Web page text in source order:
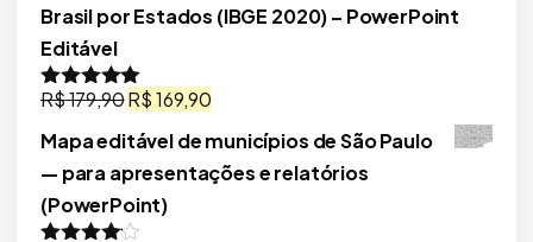
Brasil por Estados (IBGE 2020) – PowerPoint
Editável
Avaliação
R$179,90O
preço
era:
R$ 179,90.
R$169,90
preço
atual
Mapa editável de municípios de São Paulo
— para apresentações e relatórios
(PowerPoint)